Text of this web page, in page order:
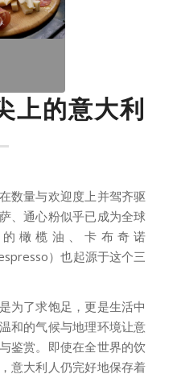
上的意大利
数量与欢迎度上并驾齐驱
、通心粉似乎已成为全球
橄榄油、卡布奇诺
）也起源于这个三
为了求饱足，更是生活中
和的气候与地理环境让意
鉴赏。即使在全世界的饮
意大利人仍完好地保存着